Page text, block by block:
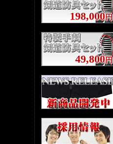
198,000円
49,800円